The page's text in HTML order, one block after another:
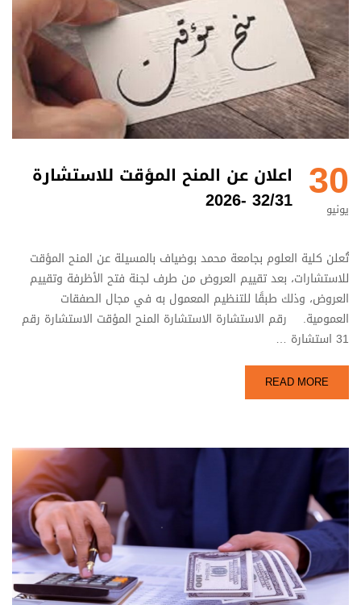
30
يونيو
اعلان عن المنح المؤقت للاستشارة
32/31 -2026
تُعلن كلية العلوم بجامعة محمد بوضياف بالمسيلة عن المنح المؤقت
للاستشارات، بعد تقييم العروض من طرف لجنة فتح الأظرفة وتقييم
العروض، وذلك طبقًا للتنظيم المعمول به في مجال الصفقات
العمومية. رقم الاستشارة الاستشارة المنح المؤقت الاستشارة رقم
31 استشارة …
READ MORE